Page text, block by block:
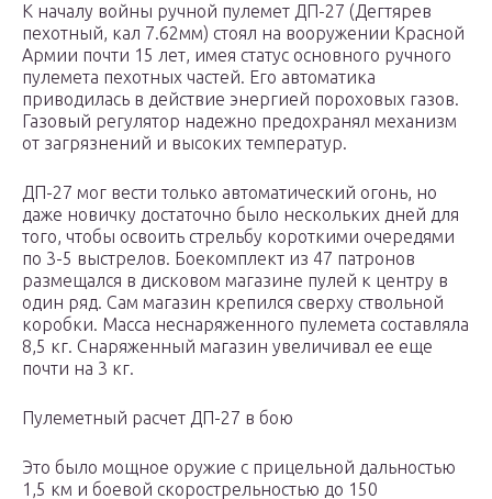
К началу войны ручной пулемет ДП-27 (Дегтярев
пехотный, кал 7.62мм) стоял на вооружении Красной
Армии почти 15 лет, имея статус основного ручного
пулемета пехотных частей. Его автоматика
приводилась в действие энергией пороховых газов.
Газовый регулятор надежно предохранял механизм
от загрязнений и высоких температур.
ДП-27 мог вести только автоматический огонь, но
даже новичку достаточно было нескольких дней для
того, чтобы освоить стрельбу короткими очередями
по 3-5 выстрелов. Боекомплект из 47 патронов
размещался в дисковом магазине пулей к центру в
один ряд. Сам магазин крепился сверху ствольной
коробки. Масса неснаряженного пулемета составляла
8,5 кг. Снаряженный магазин увеличивал ее еще
почти на 3 кг.
Пулеметный расчет ДП-27 в бою
Это было мощное оружие с прицельной дальностью
1,5 км и боевой скорострельностью до 150